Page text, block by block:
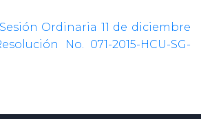
Ordinaria 11 de diciembre
No. 071-2015-HCU-SG-